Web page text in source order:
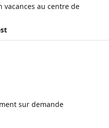
vacances au centre de
sur demande